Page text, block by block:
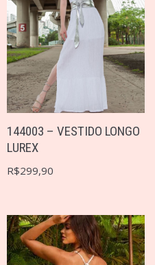
144003 – VESTIDO LONGO
LUREX
R$299,90